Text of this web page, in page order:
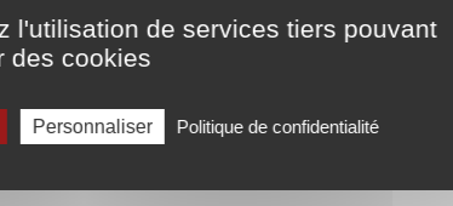
l'utilisation de services tiers pouvant
des cookies
Personnaliser Politique de confidentialité